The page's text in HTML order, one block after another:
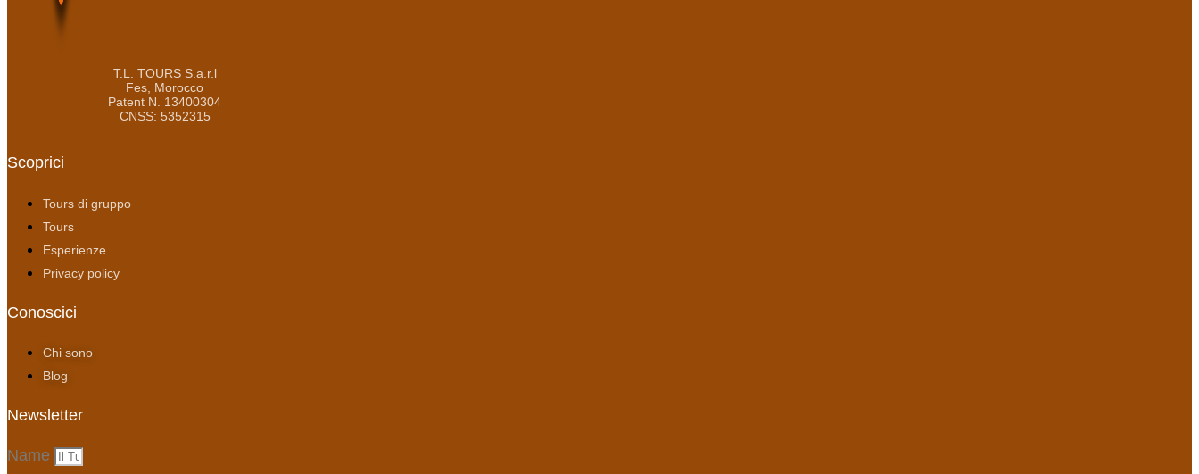
T.L. TOURS S.a.r.l
Fes, Morocco
Patent N. 13400304
CNSS: 5352315
Scoprici
Tours di gruppo
Tours
Esperienze
Privacy policy
Conoscici
Chi sono
Blog
Newsletter
Name